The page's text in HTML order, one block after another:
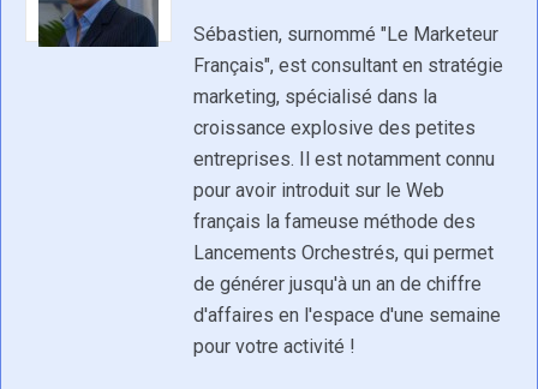
Sébastien, surnommé "Le Marketeur
Français", est consultant en stratégie
marketing, spécialisé dans la
croissance explosive des petites
entreprises. Il est notamment connu
pour avoir introduit sur le Web
français la fameuse méthode des
Lancements Orchestrés, qui permet
de générer jusqu'à un an de chiffre
d'affaires en l'espace d'une semaine
pour votre activité !